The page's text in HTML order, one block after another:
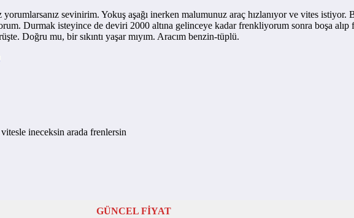
sevinirim. Yokuş aşağı inerken malumunuz araç hızlanıyor ve vites istiyor.
Durmak isteyince de deviri 2000 altına gelinceye kadar frenkliyorum sonra boşa alıp
Doğru mu, bir sıkıntı yaşar mıyım. Aracım benzin-tüplü.
ineceksin arada frenlersin
GÜNCEL FİYAT